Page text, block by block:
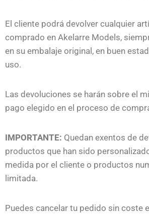
El cliente podrá devolver cualquier
comprado en Akelarre Models,
en su embalaje original, en buen
uso.
Las devoluciones se harán sobre el
pago elegido en el proceso de
IMPORTANTE: Quedan exentos de
productos que han sido
medida por el cliente o productos
limitada.
Puedes cancelar tu pedido sin coste